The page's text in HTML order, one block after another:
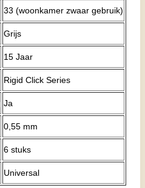
33 (woonkamer zwaar gebruik)
Grijs
15 Jaar
Rigid Click Series
Ja
0,55 mm
6 stuks
Universal